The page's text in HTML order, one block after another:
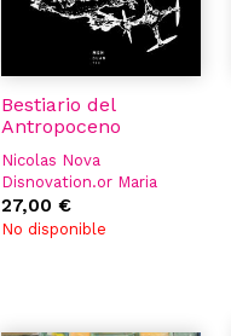
Bestiario del
Antropoceno
Nicolas Nova
Disnovation.or Maria
Roszkowska & Nicolas
Maigret
27,00 €
No disponible